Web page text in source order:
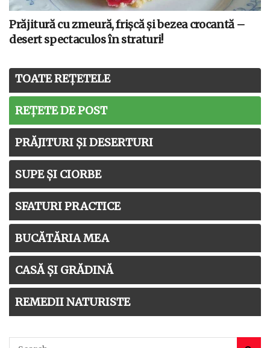
Prăjitură cu zmeură, frișcă și bezea crocantă –
desert spectaculos în straturi!
TOATE REȚETELE
REȚETE DE POST
PRĂJITURI ȘI DESERTURI
SUPE ȘI CIORBE
SFATURI PRACTICE
BUCĂTĂRIA MEA
CASĂ ȘI GRĂDINĂ
REMEDII NATURISTE